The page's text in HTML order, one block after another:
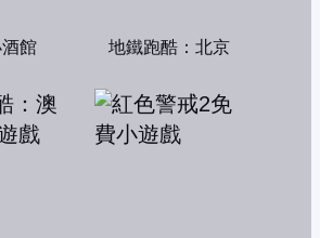
館 地鐵跑酷：北京